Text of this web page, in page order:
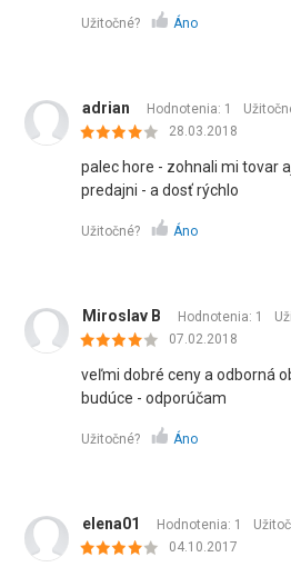
Užitočné? Áno
adrian Hodnotenia: 1
28.03.2018
palec hore - zohnali mi tovar
predajni - a dosť rýchlo
Užitočné? Áno
Miroslav B Hodnotenia: 1
07.02.2018
veľmi dobré ceny a odborná
budúce - odporúčam
Užitočné? Áno
elena01 Hodnotenia: 1
04.10.2017